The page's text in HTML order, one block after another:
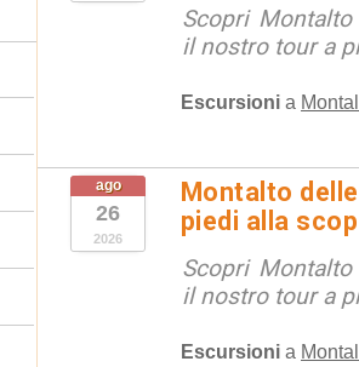
Scopri
il nostro tour a
Escursioni a
ago
26
2026
Montalto
piedi alla
Scopri
il nostro tour a
Escursioni a